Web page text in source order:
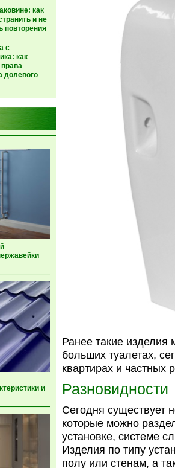
как
и не
повторения
с
как
долевого
и
Ранее такие
больших туалетах,
квартирах и частных
Разновидности
Сегодня существует
которые можно
установке, системе
Изделия по типу
полу или стенам, а